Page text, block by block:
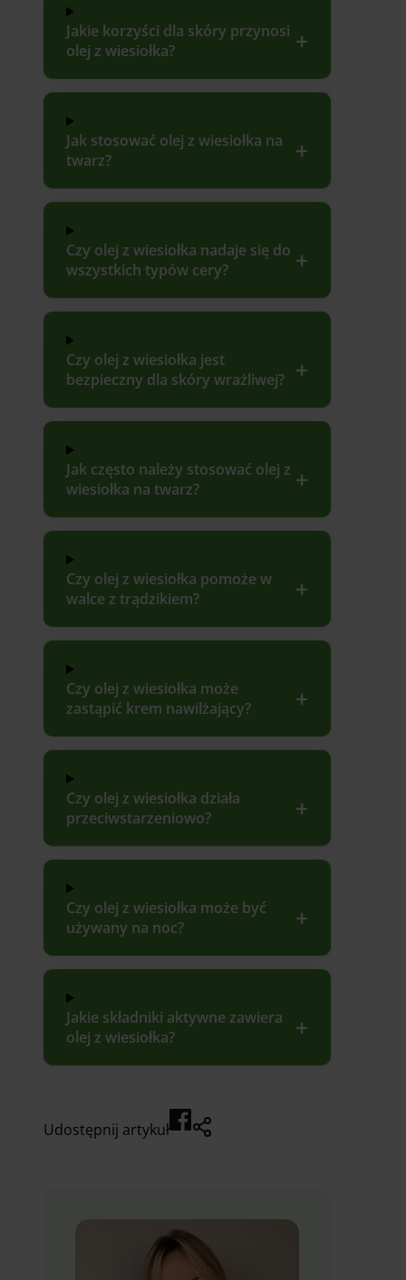
Jakie korzyści dla skóry przynosi
olej z wiesiołka?
Jak stosować olej z wiesiołka na
twarz?
Czy olej z wiesiołka nadaje się do
wszystkich typów cery?
Czy olej z wiesiołka jest
bezpieczny dla skóry wrażliwej?
Jak często należy stosować olej z
wiesiołka na twarz?
Czy olej z wiesiołka pomoże w
walce z trądzikiem?
Czy olej z wiesiołka może
zastąpić krem nawilżający?
Czy olej z wiesiołka działa
przeciwstarzeniowo?
Czy olej z wiesiołka może być
używany na noc?
Jakie składniki aktywne zawiera
olej z wiesiołka?
Udostępnij artykuł